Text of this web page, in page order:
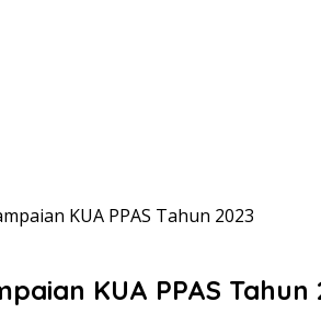
KUA PPAS Tahun 2023
KUA PPAS Tahun